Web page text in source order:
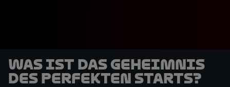
Was ist das Geheimnis
des perfekten Starts?